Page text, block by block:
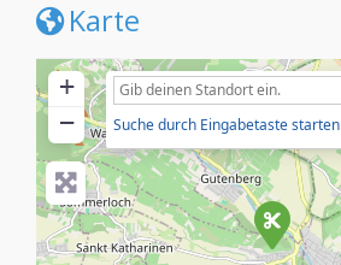
Karte
+
−
Suche durch Eingabetaste starten